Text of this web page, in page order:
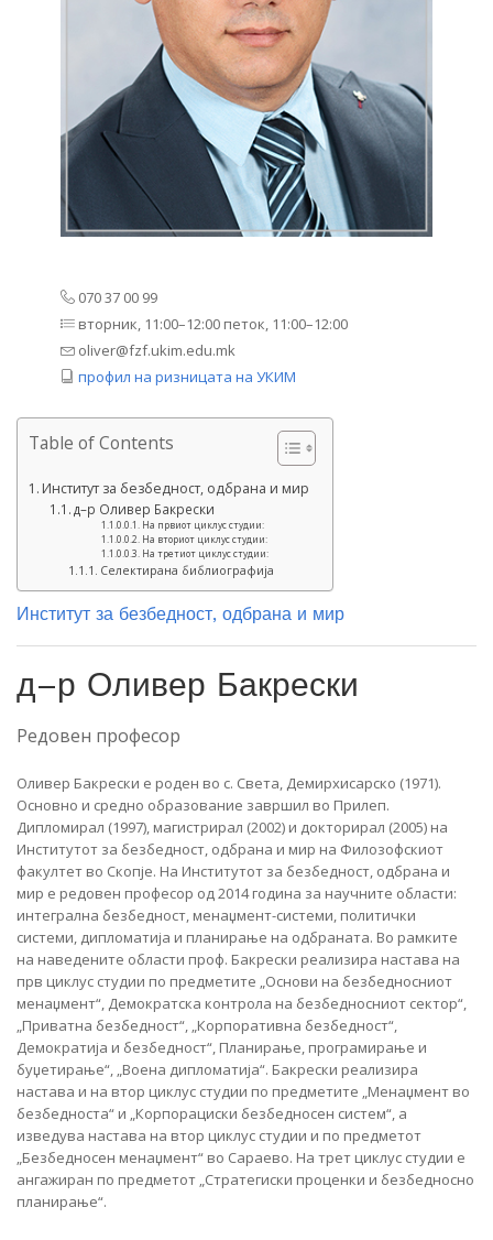
070 37 00 99
вторник, 11:00–12:00 петок, 11:00–12:00
oliver@fzf.ukim.edu.mk
профил на ризницата на УКИМ
Table of Contents
Институт за безбедност, одбрана и мир
д–р Оливер Бакрески
На првиот циклус студии:
На вториот циклус студии:
На третиот циклус студии:
Селектирана библиографија
Институт за безбедност, одбрана и мир
д–р Оливер Бакрески
Редовен професор
Оливер Бакрески е роден во с. Света, Демирхисарско (1971).
Основно и средно образование завршил во Прилеп.
Дипломирал (1997), магистрирал (2002) и докторирал (2005) на
Институтот за безбедност, одбрана и мир на Филозофскиот
факултет во Скопје. На Институтот за безбедност, одбрана и
мир е редовен професор од 2014 година за научните области:
интегрална безбедност, менаџмент-системи, политички
системи, дипломатија и планирање на одбраната. Во рамките
на наведените области проф. Бакрески реализира настава на
прв циклус студии по предметите „Основи на безбедносниот
менаџмент“, Демократска контрола на безбедносниот сектор“,
„Приватна безбедност“, „Корпоративна безбедност“,
Демократија и безбедност“, Планирање, програмирање и
буџетирање“, „Воена дипломатија“. Бакрески реализира
настава и на втор циклус студии по предметите „Менаџмент во
безбедноста“ и „Корпорациски безбедносен систем“, a
изведува настава на втор циклус студии и по предметот
„Безбедносен менаџмент“ во Сараево. На трет циклус студии е
ангажиран по предметот „Стратегиски проценки и безбедносно
планирање“.